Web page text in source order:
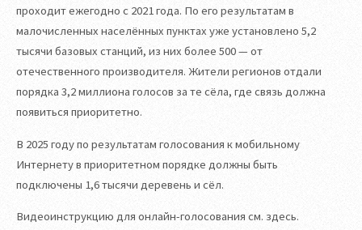
проходит ежегодно с 2021 года. По его результатам в
малочисленных населённых пунктах уже установлено 5,2
тысячи базовых станций, из них более 500 — от
отечественного производителя. Жители регионов отдали
порядка 3,2 миллиона голосов за те сёла, где связь должна
появиться приоритетно.
В 2025 году по результатам голосования к мобильному
Интернету в приоритетном порядке должны быть
подключены 1,6 тысячи деревень и сёл.
Видеоинструкцию для онлайн-голосования см. здесь.